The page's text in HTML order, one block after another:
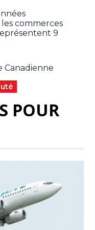
commerces
9
Canadienne
POUR